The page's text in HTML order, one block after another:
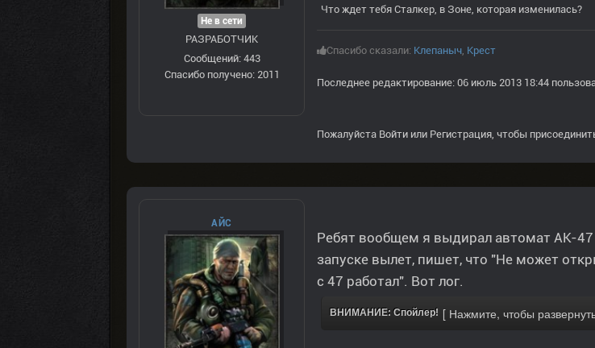
Не в сети
РАЗРАБОТЧИК
Сообщений: 443
Спасибо получено: 2011
Что ждет тебя Сталкер, в Зоне, которая изменилась?
Спасибо сказали: Клепаныч Крест
Последнее редактирование: 06 июль 2013 18:44
Пожалуйста Войти или Регистрация , чтобы
AЙС
Ребят вообщем я выдирал автомат АК-
запуске вылет, пишет, что "Не может
с 47 работал". Вот лог.
ВНИМАНИЕ: Спойлер!